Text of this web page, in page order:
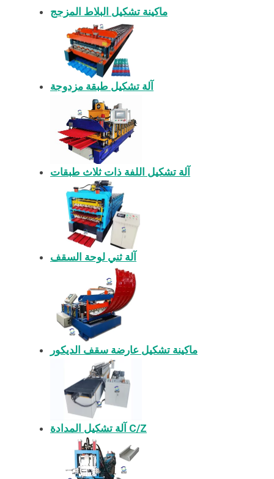
ماكينة تشكيل البلاط المزجج
آلة تشكيل طبقة مزدوجة
آلة تشكيل اللفة ذات ثلاث طبقات
آلة ثني لوحة السقف
ماكينة تشكيل عارضة سقف الديكور
آلة تشكيل المدادة C/Z